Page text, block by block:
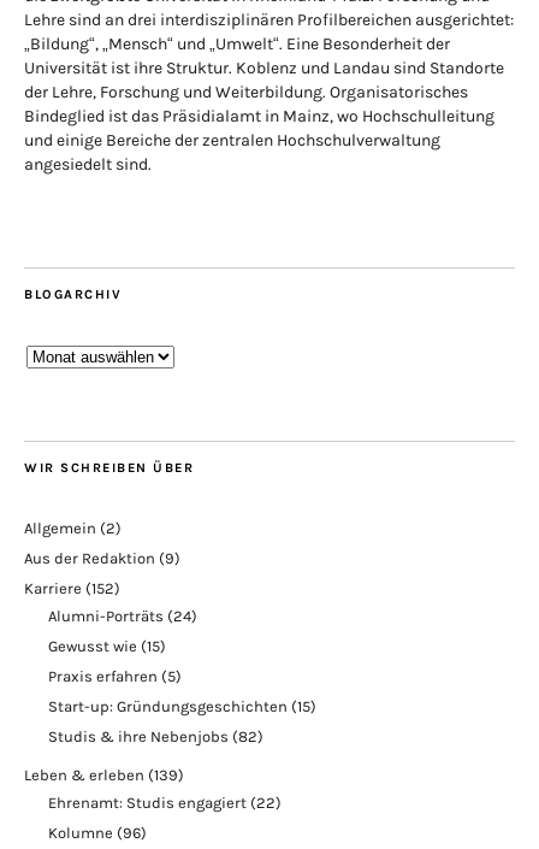
Lehre sind an drei interdisziplinären Profilbereichen ausgerichtet:
„Bildung“, „Mensch“ und „Umwelt“. Eine Besonderheit der
Universität ist ihre Struktur. Koblenz und Landau sind Standorte
der Lehre, Forschung und Weiterbildung. Organisatorisches
Bindeglied ist das Präsidialamt in Mainz, wo Hochschulleitung
und einige Bereiche der zentralen Hochschulverwaltung
angesiedelt sind.
BLOGARCHIV
Blogarchiv
WIR SCHREIBEN ÜBER
Allgemein (2)
Aus der Redaktion (9)
Karriere (152)
Alumni-Porträts (24)
Gewusst wie (15)
Praxis erfahren (5)
Start-up: Gründungsgeschichten (15)
Studis & ihre Nebenjobs (82)
Leben & erleben (139)
Ehrenamt: Studis engagiert (22)
Kolumne (96)